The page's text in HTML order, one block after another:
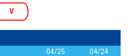
V
04/25
04/24